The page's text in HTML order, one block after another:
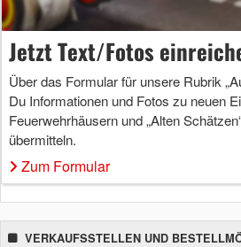
Jetzt Text/Fotos
Über das Formular für unsere Rubrik
Du Informationen und Fotos zu neuen
Feuerwehrhäusern und „Alten
übermitteln.
Zum Formular
VERKAUFSSTELLEN UND